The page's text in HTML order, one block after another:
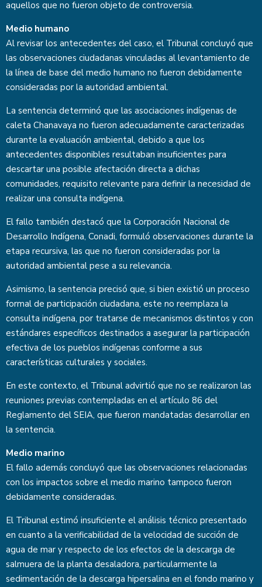
aquellos que no fueron objeto de controversia.
Medio humano
Al revisar los antecedentes del caso, el Tribunal concluyó que
las observaciones ciudadanas vinculadas al levantamiento de
la línea de base del medio humano no fueron debidamente
consideradas por la autoridad ambiental.
La sentencia determinó que las asociaciones indígenas de
caleta Chanavaya no fueron adecuadamente caracterizadas
durante la evaluación ambiental, debido a que los
antecedentes disponibles resultaban insuficientes para
descartar una posible afectación directa a dichas
comunidades, requisito relevante para definir la necesidad de
realizar una consulta indígena.
El fallo también destacó que la Corporación Nacional de
Desarrollo Indígena, Conadi, formuló observaciones durante la
etapa recursiva, las que no fueron consideradas por la
autoridad ambiental pese a su relevancia.
Asimismo, la sentencia precisó que, si bien existió un proceso
formal de participación ciudadana, este no reemplaza la
consulta indígena, por tratarse de mecanismos distintos y con
estándares específicos destinados a asegurar la participación
efectiva de los pueblos indígenas conforme a sus
características culturales y sociales.
En este contexto, el Tribunal advirtió que no se realizaron las
reuniones previas contempladas en el artículo 86 del
Reglamento del SEIA, que fueron mandatadas desarrollar en
la sentencia.
Medio marino
El fallo además concluyó que las observaciones relacionadas
con los impactos sobre el medio marino tampoco fueron
debidamente consideradas.
El Tribunal estimó insuficiente el análisis técnico presentado
en cuanto a la verificabilidad de la velocidad de succión de
agua de mar y respecto de los efectos de la descarga de
salmuera de la planta desaladora, particularmente la
sedimentación de la descarga hipersalina en el fondo marino y